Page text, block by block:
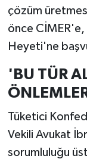
çözüm
önce CİMER'e,
Heyeti'ne
'BU TÜR
Tüketici
Vekili Avukat
sorumluluğu